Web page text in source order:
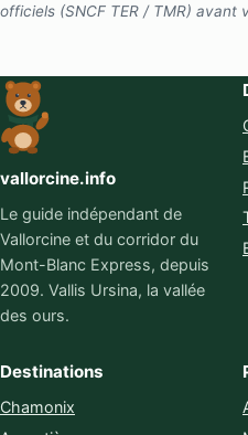
officiels (SNCF TER / TMR) avant
vallorcine.info
Le guide indépendant de
Vallorcine et du corridor du
Mont-Blanc Express, depuis
2009. Vallis Ursina, la vallée
des ours.
Destinations
Chamonix